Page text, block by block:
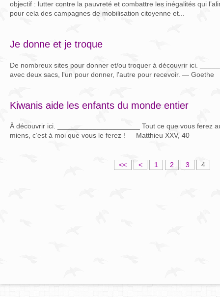
objectif : lutter contre la pauvreté et combattre les inégalités qui
pour cela des campagnes de mobilisation citoyenne et...
Je donne et je troque
De nombreux sites pour donner et/ou troquer à découvrir ici.
avec deux sacs, l'un pour donner, l'autre pour recevoir. — Goethe
Kiwanis aide les enfants du monde entier
À découvrir ici. _____________________ Tout ce que vous ferez
miens, c’est à moi que vous le ferez ! — Matthieu XXV, 40
<< < 1 2 3 4